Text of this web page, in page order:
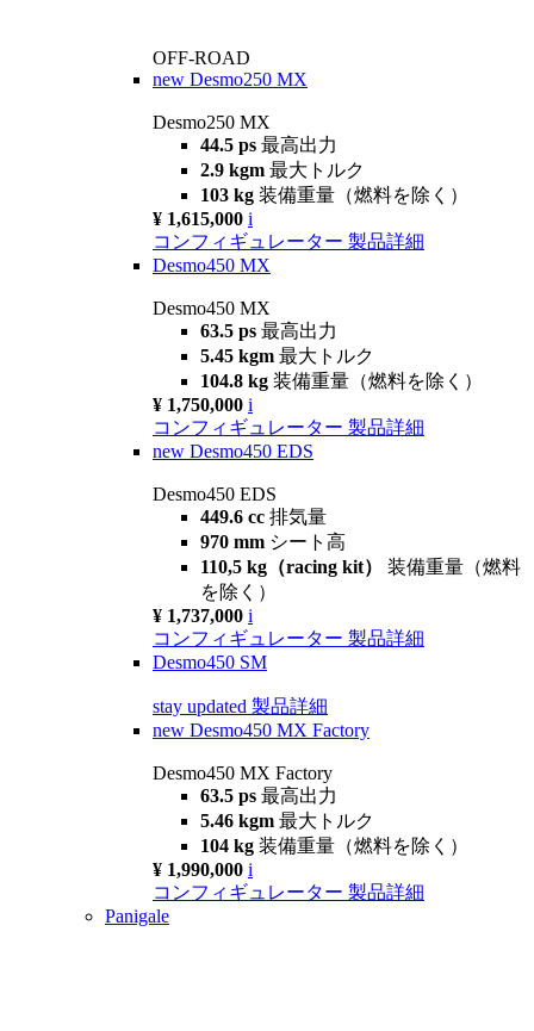
OFF-ROAD
new Desmo250 MX
Desmo250 MX
44.5 ps 最高出力
2.9 kgm 最大トルク
103 kg 装備重量（燃料を除く）
¥ 1,615,000 i
コンフィギュレーター 製品詳細
Desmo450 MX
Desmo450 MX
63.5 ps 最高出力
5.45 kgm 最大トルク
104.8 kg 装備重量（燃料を除く）
¥ 1,750,000 i
コンフィギュレーター 製品詳細
new Desmo450 EDS
Desmo450 EDS
449.6 cc 排気量
970 mm シート高
110,5 kg（racing kit） 装備重量（燃料
を除く）
¥ 1,737,000 i
コンフィギュレーター 製品詳細
Desmo450 SM
stay updated 製品詳細
new Desmo450 MX Factory
Desmo450 MX Factory
63.5 ps 最高出力
5.46 kgm 最大トルク
104 kg 装備重量（燃料を除く）
¥ 1,990,000 i
コンフィギュレーター 製品詳細
Panigale